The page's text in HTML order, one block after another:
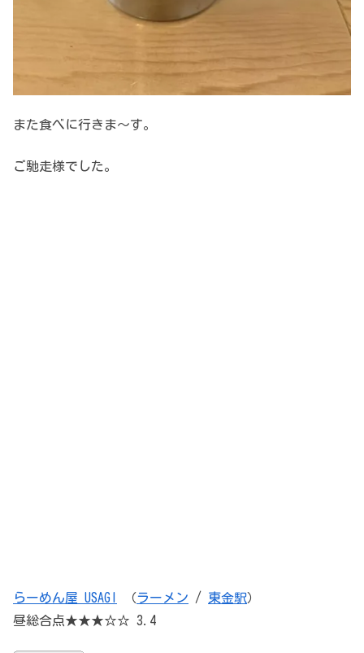
また食べに行きま～す。
ご馳走様でした。
らーめん屋 USAGI （ラーメン / 東金駅）
昼総合点★★★☆☆ 3.4